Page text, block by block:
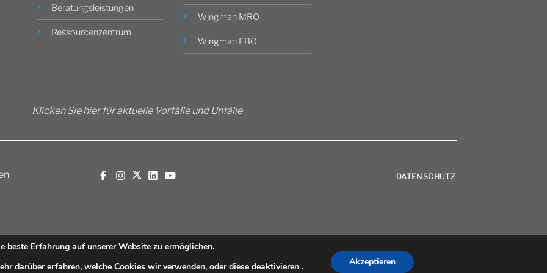
Beratungsleistungen
Ressourcenzentrum
Wingman MRO
Wingman FBO
Klicken Sie hier für aktuelle Vorfälle und Unfälle
DATENSCHUTZ
beste Erfahrung auf unserer Website zu ermöglichen.
darüber erfahren, welche Cookies wir verwenden, oder diese deaktivieren . Akzeptieren